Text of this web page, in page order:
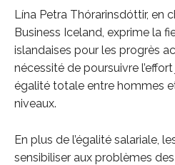
Lína Petra Thórarinsdóttir, en
Business Iceland, exprime la
islandaises pour les progrès
nécessité de poursuivre l’effort
égalité totale entre hommes
niveaux.
En plus de l’égalité salariale,
sensibiliser aux problèmes